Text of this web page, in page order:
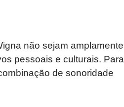
não sejam amplamente
pessoais e culturais. Para
de sonoridade